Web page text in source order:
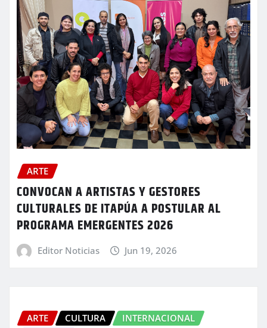
ARTE
CONVOCAN A ARTISTAS Y GESTORES
CULTURALES DE ITAPÚA A POSTULAR AL
PROGRAMA EMERGENTES 2026
Editor Noticias Jun 19, 2026
ARTE CULTURA
INTERNACIONAL